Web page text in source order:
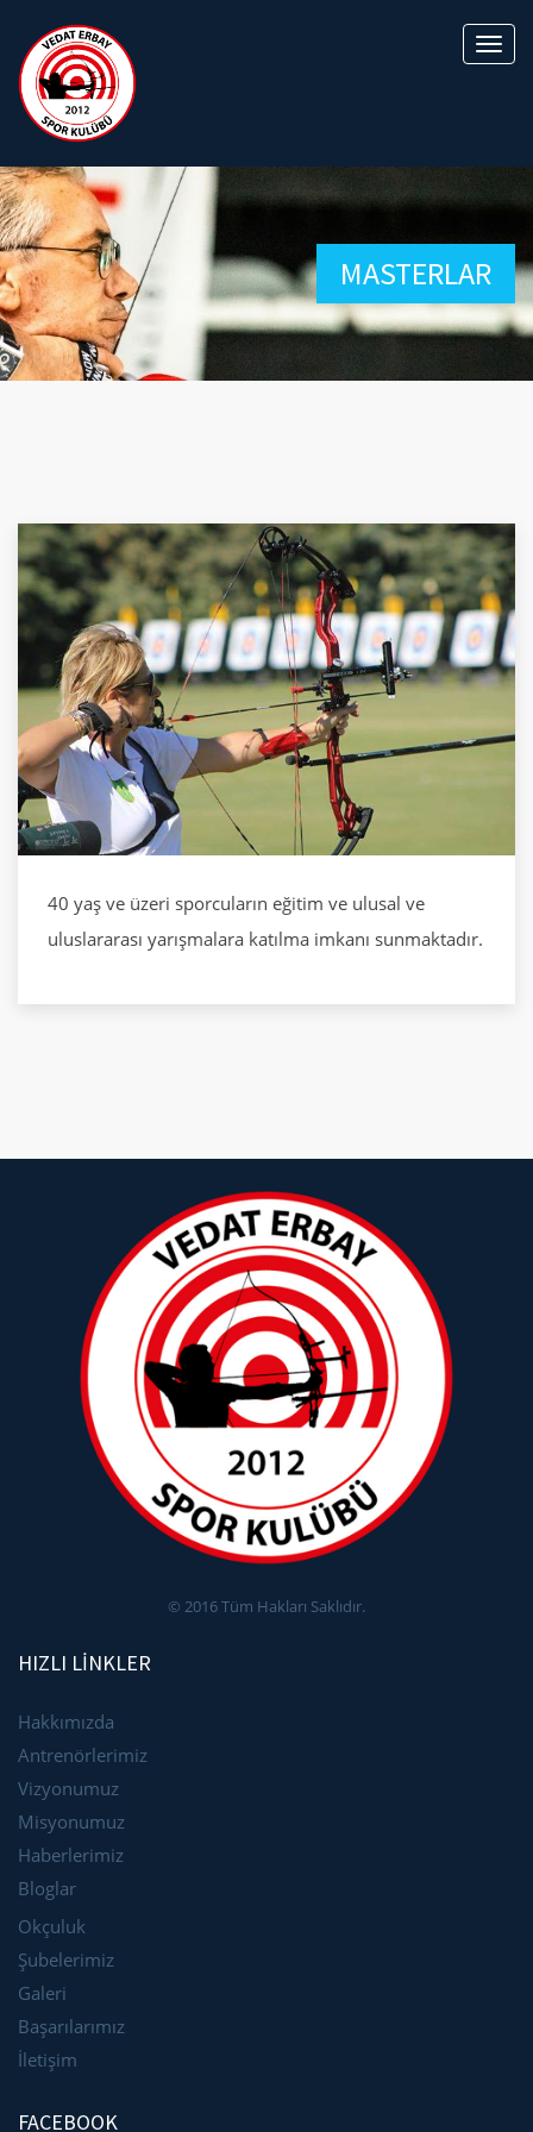
MASTERLAR
40 yaş ve üzeri sporcuların eğitim ve ulusal ve
uluslararası yarışmalara katılma imkanı sunmaktadır.
© 2016 Tüm Hakları Saklıdır.
HIZLI LİNKLER
Hakkımızda
Antrenörlerimiz
Vizyonumuz
Misyonumuz
Haberlerimiz
Bloglar
Okçuluk
Şubelerimiz
Galeri
Başarılarımız
İletişim
FACEBOOK